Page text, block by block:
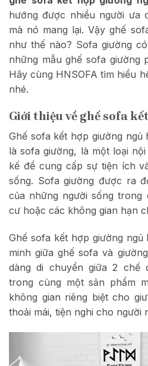
hướng được nhiều người ưa
mà nó mang lại. Vậy ghế
như thế nào? Sofa giường
những mẫu ghế sofa giường
Hãy cùng HNSOFA tìm hiểu
nhé.
Giới thiệu về ghế sofa
Ghế sofa kết hợp giường
là sofa giường, là một loại
kế để cung cấp sự tiện ích
sống. Sofa giường được ra
của những người sống
cư hoặc các không gian hạn
Ghế sofa kết hợp giường
minh giữa ghế sofa và
dàng di chuyển giữa 2 chế
trong cùng một sản phẩm
không gian riêng biệt cho
thoải mái, tiện nghi cho người